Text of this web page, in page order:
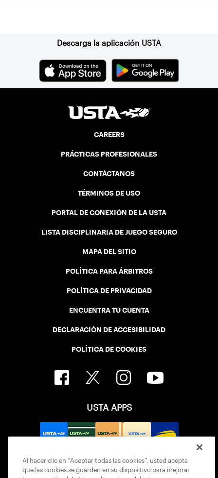
Descarga la aplicación USTA
CAREERS
PRÁCTICAS PROFESIONALES
CONTÁCTANOS
TÉRMINOS DE USO
PORTAL DE CONEXIÓN DE LA USTA
LISTA DISCIPLINARIA DE JUEGO SEGURO
MAPA DEL SITIO
POLÍTICA PARA ÁRBITROS
POLÍTICA DE PRIVACIDAD
ENCUENTRA TU CUENTA
DECLARACIÓN DE ACCESIBILIDAD
POLÍTICA DE COOKIES
USTA APPS
Al hacer clic en “Aceptar todas las cookies”, usted acepta
que las cookies se guarden en su dispositivo para mejorar